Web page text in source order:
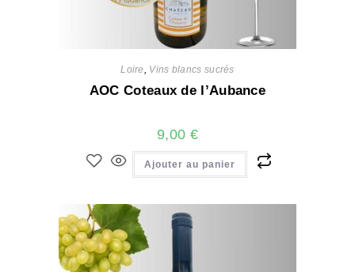
Loire, Vins blancs sucrés
AOC Coteaux de l’Aubance
9,00 €
Ajouter au panier